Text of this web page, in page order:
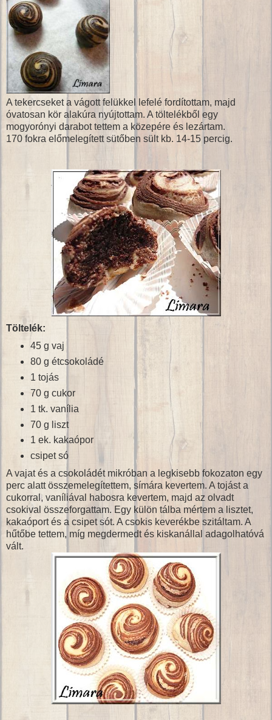
A tekercseket a vágott felükkel lefelé fordítottam, majd
óvatosan kör alakúra nyújtottam. A töltelékből egy
mogyorónyi darabot tettem a közepére és lezártam.
170 fokra előmelegített sütőben sült kb. 14-15 percig.
Töltelék:
45 g vaj
80 g étcsokoládé
1 tojás
70 g cukor
1 tk. vanília
70 g liszt
1 ek. kakaópor
csipet só
A vajat és a csokoládét mikróban a legkisebb fokozaton egy
perc alatt összemelegítettem, símára kevertem. A tojást a
cukorral, vaníliával habosra kevertem, majd az olvadt
csokival összeforgattam. Egy külön tálba mértem a lisztet,
kakaóport és a csipet sót. A csokis keverékbe szitáltam. A
hűtőbe tettem, míg megdermedt és kiskanállal adagolhatóvá
vált.